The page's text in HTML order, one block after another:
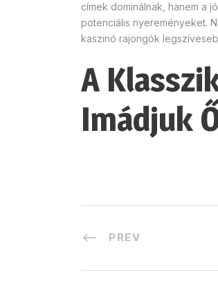
címek dominálnak, hanem a
potenciális nyereményeket.
kaszinó rajongók
A
Imádjuk
PREV